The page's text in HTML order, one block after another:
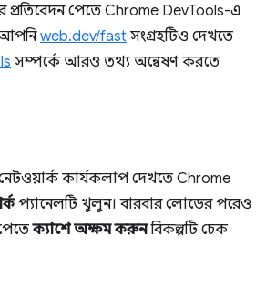
প্রতিবেদন পেতে Chrome DevTools-এ
আপনিweb.dev/fast সংগ্রহটিও দেখতে
সম্পর্কে আরও তথ্য অন্বেষণ করতে
নেটওয়ার্ক কার্যকলাপ দেখতে Chrome
প্যানেলটি খুলুন। বারবার লোডের পরেও
ক্যাশে অক্ষম করুনবিকল্পটি চেক